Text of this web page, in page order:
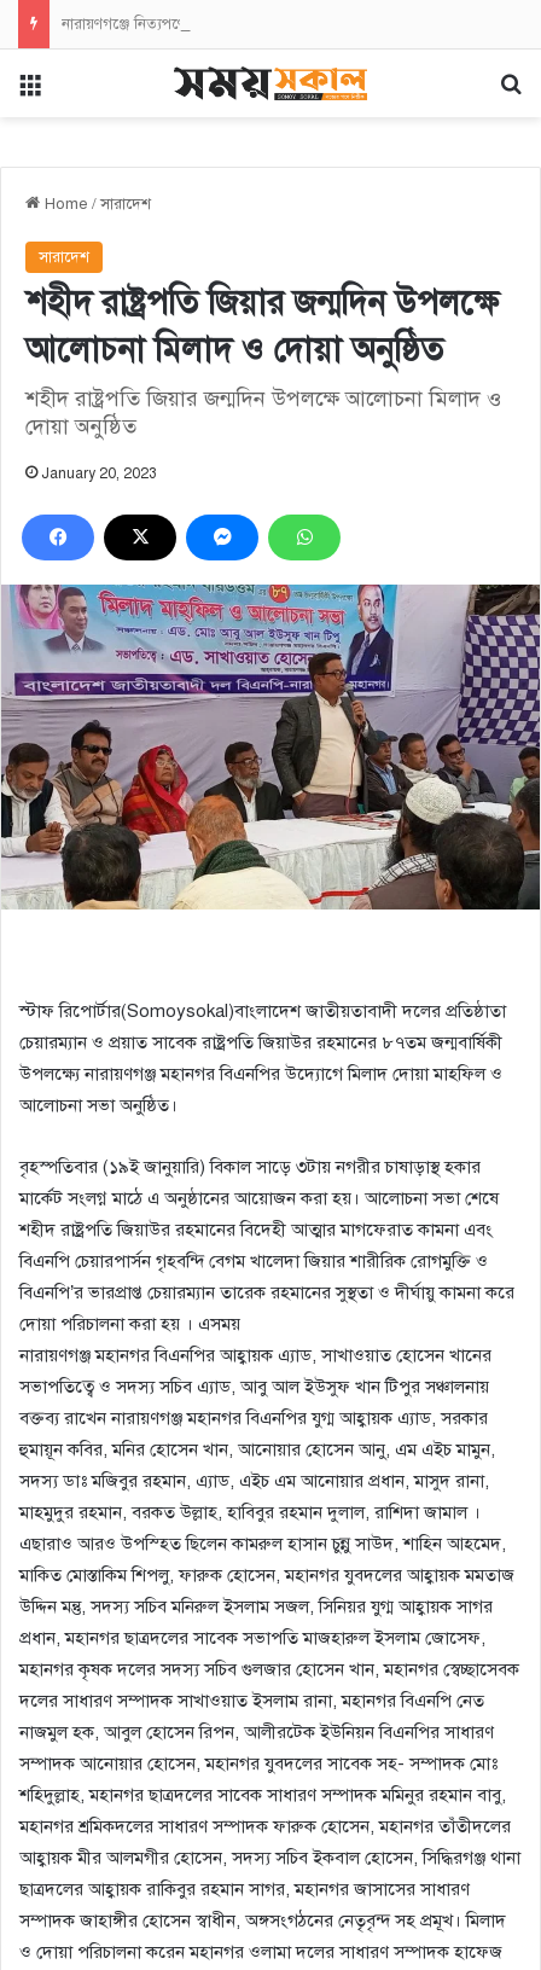
Home /সারাদেশ
সারাদেশ
শহীদ রাষ্ট্রপতি জিয়ার জন্মদিন উপলক্ষে
আলোচনা মিলাদ ও দোয়া অনুষ্ঠিত
শহীদ রাষ্ট্রপতি জিয়ার জন্মদিন উপলক্ষে আলোচনা মিলাদ ও
দোয়া অনুষ্ঠিত
January 20, 2023
স্টাফ রিপোর্টার(Somoysokal)বাংলাদেশ জাতীয়তাবাদী দলের প্রতিষ্ঠাতা
চেয়ারম্যান ও প্রয়াত সাবেক রাষ্ট্রপতি জিয়াউর রহমানের ৮৭তম জন্মবার্ষিকী
উপলক্ষ্যে নারায়ণগঞ্জ মহানগর বিএনপির উদ্যোগে মিলাদ দোয়া মাহফিল ও
আলোচনা সভা অনুষ্ঠিত।
বৃহস্পতিবার (১৯ই জানুয়ারি) বিকাল সাড়ে ৩টায় নগরীর চাষাড়াস্থ হকার
মার্কেট সংলগ্ন মাঠে এ অনুষ্ঠানের আয়োজন করা হয়। আলোচনা সভা শেষে
শহীদ রাষ্ট্রপতি জিয়াউর রহমানের বিদেহী আত্মার মাগফেরাত কামনা এবং
বিএনপি চেয়ারপার্সন গৃহবন্দি বেগম খালেদা জিয়ার শারীরিক রোগমুক্তি ও
বিএনপি’র ভারপ্রাপ্ত চেয়ারম্যান তারেক রহমানের সুস্থতা ও দীর্ঘায়ু কামনা করে
দোয়া পরিচালনা করা হয় । এসময়
নারায়ণগঞ্জ মহানগর বিএনপির আহ্বায়ক এ্যাড, সাখাওয়াত হোসেন খানের
সভাপতিত্বে ও সদস্য সচিব এ্যাড, আবু আল ইউসুফ খান টিপুর সঞ্চালনায়
বক্তব্য রাখেন নারায়ণগঞ্জ মহানগর বিএনপির যুগ্ম আহ্বায়ক এ্যাড, সরকার
হুমায়ূন কবির, মনির হোসেন খান, আনোয়ার হোসেন আনু, এম এইচ মামুন,
সদস্য ডাঃ মজিবুর রহমান, এ্যাড, এইচ এম আনোয়ার প্রধান, মাসুদ রানা,
মাহমুদুর রহমান, বরকত উল্লাহ, হাবিবুর রহমান দুলাল, রাশিদা জামাল ।
এছারাও আরও উপস্হিত ছিলেন কামরুল হাসান চুন্নু সাউদ, শাহিন আহমেদ,
মাকিত মোস্তাকিম শিপলু, ফারুক হোসেন, মহানগর যুবদলের আহ্বায়ক মমতাজ
উদ্দিন মন্তু, সদস্য সচিব মনিরুল ইসলাম সজল, সিনিয়র যুগ্ম আহ্বায়ক সাগর
প্রধান, মহানগর ছাত্রদলের সাবেক সভাপতি মাজহারুল ইসলাম জোসেফ,
মহানগর কৃষক দলের সদস্য সচিব গুলজার হোসেন খান, মহানগর স্বেচ্ছাসেবক
দলের সাধারণ সম্পাদক সাখাওয়াত ইসলাম রানা, মহানগর বিএনপি নেত
নাজমুল হক, আবুল হোসেন রিপন, আলীরটেক ইউনিয়ন বিএনপির সাধারণ
সম্পাদক আনোয়ার হোসেন, মহানগর যুবদলের সাবেক সহ- সম্পাদক মোঃ
শহিদুল্লাহ, মহানগর ছাত্রদলের সাবেক সাধারণ সম্পাদক মমিনুর রহমান বাবু,
মহানগর শ্রমিকদলের সাধারণ সম্পাদক ফারুক হোসেন, মহানগর তাঁতীদলের
আহ্বায়ক মীর আলমগীর হোসেন, সদস্য সচিব ইকবাল হোসেন, সিদ্ধিরগঞ্জ থানা
ছাত্রদলের আহ্বায়ক রাকিবুর রহমান সাগর, মহানগর জাসাসের সাধারণ
সম্পাদক জাহাঙ্গীর হোসেন স্বাধীন, অঙ্গসংগঠনের নেতৃবৃন্দ সহ প্রমূখ। মিলাদ
ও দোয়া পরিচালনা করেন মহানগর ওলামা দলের সাধারণ সম্পাদক হাফেজ